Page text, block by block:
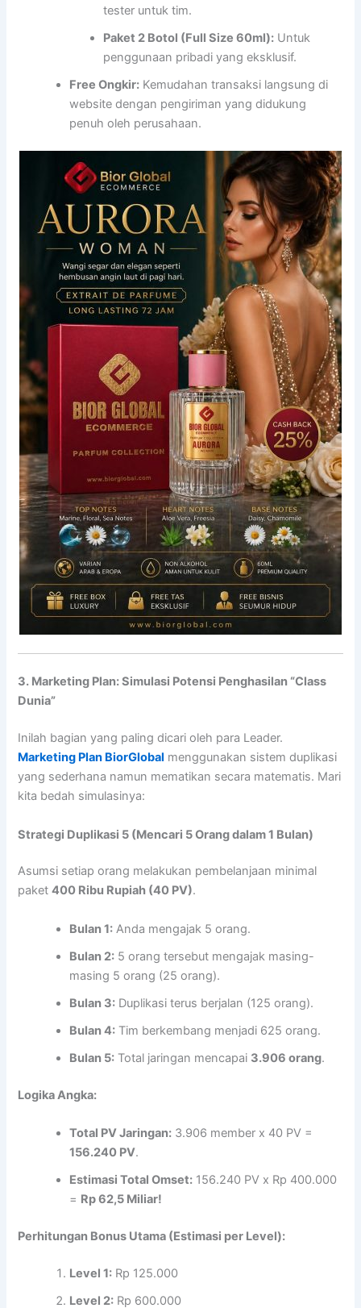
tester untuk tim.
Paket 2 Botol (Full Size 60ml): Untuk
penggunaan pribadi yang eksklusif.
Free Ongkir: Kemudahan transaksi langsung di
website dengan pengiriman yang didukung
penuh oleh perusahaan.
3. Marketing Plan: Simulasi Potensi Penghasilan “Class
Dunia”
Inilah bagian yang paling dicari oleh para Leader.
Marketing Plan BiorGlobal menggunakan sistem duplikasi
yang sederhana namun mematikan secara matematis. Mari
kita bedah simulasinya:
Strategi Duplikasi 5 (Mencari 5 Orang dalam 1 Bulan)
Asumsi setiap orang melakukan pembelanjaan minimal
paket400 Ribu Rupiah (40 PV).
Bulan 1: Anda mengajak 5 orang.
Bulan 2: 5 orang tersebut mengajak masing-
masing 5 orang (25 orang).
Bulan 3: Duplikasi terus berjalan (125 orang).
Bulan 4: Tim berkembang menjadi 625 orang.
Bulan 5: Total jaringan mencapai 3.906 orang.
Logika Angka:
Total PV Jaringan: 3.906 member x 40 PV =
156.240 PV.
Estimasi Total Omset: 156.240 PV x Rp 400.000
= Rp 62,5 Miliar!
Perhitungan Bonus Utama (Estimasi per Level):
Level 1: Rp 125.000
Level 2: Rp 600.000